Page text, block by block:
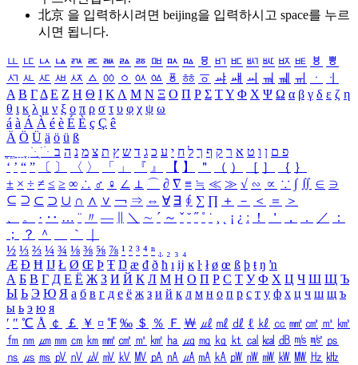
北京 을 입력하시려면 beijing을 입력하시고 space를 누르
시면 됩니다.
ㅥ ㅦ ㅧ ㅨ ㅩ ㅪ ㅫ ㅬ ㅭ ㅮ ㅯ ㅰ ㅱ ㅲ ㅳ ㅴ ㅵ ㅶ ㅷ ㅸ
ㅹ
ㅺ ㅻ ㅼ ㅽ ㅾ ㅿ ㆀ ㆁ ㆂ ㆃ ㆄ ㆅ ㆆ ㆇ ㆈ ㆉ ㆊ ㆋ ㆌ ㆍ
ㆎ
Α Β ΓΔ Ε Ζ Η Θ Ι ΚΛ Μ Ν Ξ Ο Π Ρ Σ ΤΥ Φ Χ Ψ Ω α β γ δ ε ζ η
θ ι κ λ μ ν ξ ο π ρ σ τ υ φ χ ψ ω
á à Á À é è É È ç Ç ê
Ä Ö Ü ä ö ü ß
ִֶֹ ֻּ ׁׂ פ ם ן ו ט א ר ק ף ך ל ח י ע כ ג ד ש ץ ת צ מ נ ה ב
‘ ’ “ ” 〔 〕 〈 〉 「 」 『 』 【 】 ＂ （ ） ［ ］ ｛ ｝
± × ÷ ≠ ≤ ≥ ∞ ∴ ♂ ♀ ∠ ⊥ ⌒ ∂ ∇ ≡ ≒ ≪ ≫ √ ∽ ∝ ∵ ∫ ∬ ∈ ∋
⊆ ⊇ ⊂ ⊃ ∪ ∩ ∧ ∨ ￢ ⇒ ⇔ ∀ ∃ ∮ ∑ ∏ ＋ － ＜ ＝
＞
、
。 · ‥ … ¨ 〃 ― ＼ ∼ ´ ～ ˇ ˘ ˝ ˚ ˙ ¸ ¡ ¿ ː ！ ＇ ， ． ／
：
；
？ ＾ ｀
½ ⅓ ⅔ ¼ ¾ ⅛ ⅜ ⅝ ⅞ ¹ ² ³ ⁴ ⁿ ₁ ₂ ₃ ₄
Æ Ð Ħ Ĳ Ł Ø Œ Þ Ŧ Ŋ æ đ ð ħ ı ĳ ĸ ŀ ł ø œ ß þ ŧ ŋ ŉ
А Б В Г Д Е Ё Ж З И Й К Л М Н О П Р С Т У Ф Х Ц Ч Ш Щ Ъ
Ы Ь Э Ю Я а б в г д е ё ж з и й к л м н о п р с т у ф х ц ч ш щ ъ
ы ь э ю я
′ ″ ℃ Å ￠ ￡ ￥ ¤ ℉ ‰ ＄ ％ Ｆ ￦ ㎕ ㎖ ㎗ ℓ ㎘ ㏄ ㎣ ㎤ ㎥ ㎦
㎙ ㎚ ㎛ ㎜ ㎝ ㎞ ㎟ ㎠ ㎡ ㎢ ㏊ ㎍ ㎎ ㎏ ㏏ ㎈ ㎉ ㏈ ㎧ ㎨ ㎰
㎱ ㎲ ㎳ ㎴ ㎵ ㎶ ㎷ ㎸ ㎹ ㎀ ㎁ ㎂ ㎃ ㎄ ㎺ ㎻ ㎽ ㎾ ㎿ ㎐ ㎑